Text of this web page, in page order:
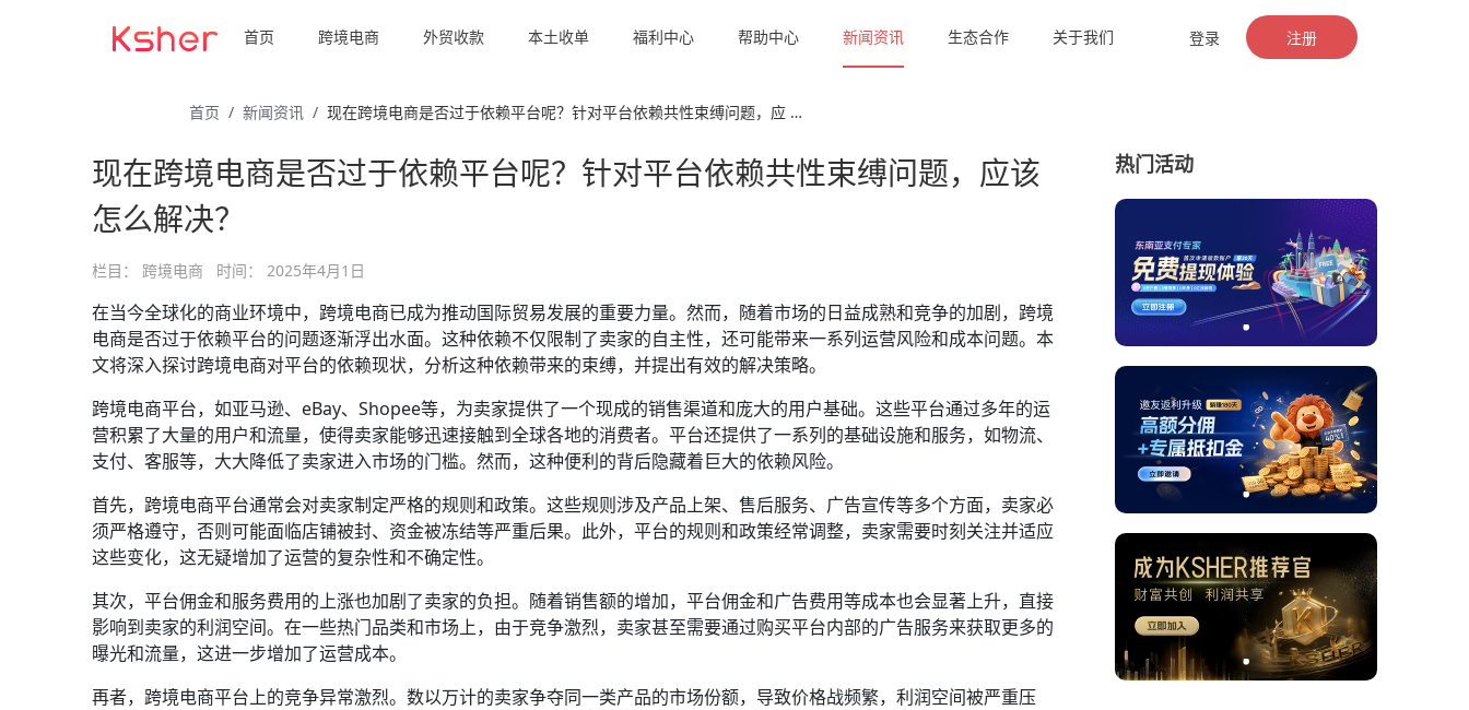
首页 跨境电商 外贸收款 本土收单 福利中心 帮助中心 新闻资讯 生态合作 关于我们 登录 注册
首页 新闻资讯 现在跨境电商是否过于依赖平台呢？针对平台依赖共性束缚问题，应 …
现在跨境电商是否过于依赖平台呢？针对平台依赖共性束缚问题，应该
怎么解决？
栏目： 跨境电商 时间： 2025年4月1日
在当今全球化的商业环境中，跨境电商已成为推动国际贸易发展的重要力量。然而，随着市场的日益成熟和竞争的加剧，跨境
电商是否过于依赖平台的问题逐渐浮出水面。这种依赖不仅限制了卖家的自主性，还可能带来一系列运营风险和成本问题。本
文将深入探讨跨境电商对平台的依赖现状，分析这种依赖带来的束缚，并提出有效的解决策略。
跨境电商平台，如亚马逊、eBay、Shopee等，为卖家提供了一个现成的销售渠道和庞大的用户基础。这些平台通过多年的运
营积累了大量的用户和流量，使得卖家能够迅速接触到全球各地的消费者。平台还提供了一系列的基础设施和服务，如物流、
支付、客服等，大大降低了卖家进入市场的门槛。然而，这种便利的背后隐藏着巨大的依赖风险。
首先，跨境电商平台通常会对卖家制定严格的规则和政策。这些规则涉及产品上架、售后服务、广告宣传等多个方面，卖家必
须严格遵守，否则可能面临店铺被封、资金被冻结等严重后果。此外，平台的规则和政策经常调整，卖家需要时刻关注并适应
这些变化，这无疑增加了运营的复杂性和不确定性。
其次，平台佣金和服务费用的上涨也加剧了卖家的负担。随着销售额的增加，平台佣金和广告费用等成本也会显著上升，直接
影响到卖家的利润空间。在一些热门品类和市场上，由于竞争激烈，卖家甚至需要通过购买平台内部的广告服务来获取更多的
曝光和流量，这进一步增加了运营成本。
再者，跨境电商平台上的竞争异常激烈。数以万计的卖家争夺同一类产品的市场份额，导致价格战频繁，利润空间被严重压
热门活动